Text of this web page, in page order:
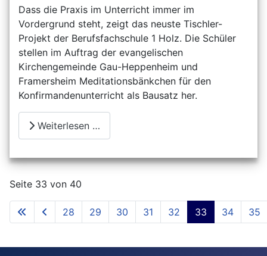
Dass die Praxis im Unterricht immer im
Vordergrund steht, zeigt das neuste Tischler-
Projekt der Berufsfachschule 1 Holz. Die Schüler
stellen im Auftrag der evangelischen
Kirchengemeinde Gau-Heppenheim und
Framersheim Meditationsbänkchen für den
Konfirmandenunterricht als Bausatz her.
Weiterlesen …
Seite 33 von 40
28 29 30 31 32 33 34 35